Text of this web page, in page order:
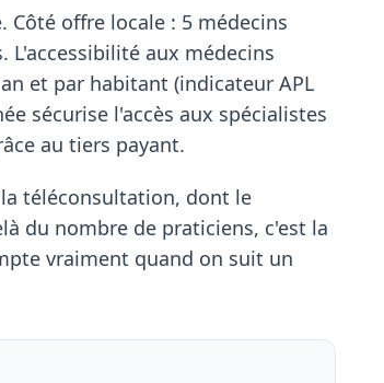
Côté offre locale : 5 médecins
L'accessibilité aux médecins
et par habitant (indicateur APL
sécurise l'accès aux spécialistes
au tiers payant.
téléconsultation, dont le
du nombre de praticiens, c'est la
vraiment quand on suit un